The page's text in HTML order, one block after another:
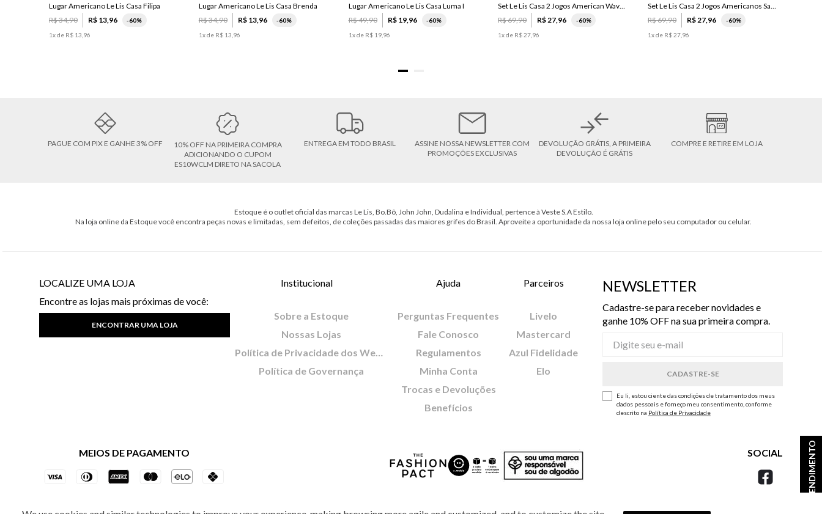
ATENDIMENTO
Lugar Americano Le Lis Casa Filipa
R$34,90 R$ 13,96 -60%
1x de R$ 13 96
Lugar Americano Le Lis Casa Brenda
R$34,90 R$ 13,96 -60%
1x de R$ 13 96
Lugar Americano Le Lis Casa Luma I
R$49,90 R$ 19,96 -60%
1x de R$ 19, 96
Set Le Lis Casa 2 Jogos American Wave Green
R$69,90 R$27,96 -60%
1x de R$27 96
Set Le Lis Casa 2 Jogos Americanos Saruê II
R$69,90 R$27,96 -60%
1x de R$27 96
PAGUE COM PIX E GANHE 3% OFF
10% OFF NA PRIMEIRA COMPRA
ADICIONANDO O CUPOM
ES10WCLM DIRETO NA SACOLA
ENTREGA EM TODO BRASIL
ASSINE NOSSA NEWSLETTER COM
PROMOÇÕES EXCLUSIVAS
DEVOLUÇÃO GRÁTIS, A PRIMEIRA
DEVOLUÇÃO É GRÁTIS
COMPRE E RETIRE EM LOJA
Estoque é o outlet oficial das marcas Le Lis, Bo.Bô, John John, Dudalina e Individual, pertence à Veste S.A Estilo.
Na loja online da Estoque você encontra peças novas e limitadas, sem defeitos, de coleções passadas das maiores grifes do Brasil. Aproveite a oportunidade da nossa loja online pelo seu computador ou celular.
LOCALIZE UMA LOJA
Encontre as lojas mais próximas de você:
ENCONTRAR UMA LOJA
Institucional
Sobre a Estoque
Nossas Lojas
Política de Privacidade dos Websites
Política de Governança
Ajuda
Perguntas Frequentes
Fale Conosco
Regulamentos
Minha Conta
Trocas e Devoluções
Benefícios
Parceiros
Livelo
Mastercard
Azul Fidelidade
Elo
NEWSLETTER
Cadastre-se para receber novidades e
ganhe 10% OFF na sua primeira compra.
Eu li, estou ciente das condições de tratamento dos meus
dados pessoais e forneço meu consentimento, conforme
descrito na Política de Privacidade
MEIOS DE PAGAMENTO SOCIAL